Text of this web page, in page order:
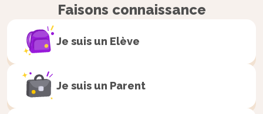
Faisons connaissance
Je suis un Elève
Je suis un Parent